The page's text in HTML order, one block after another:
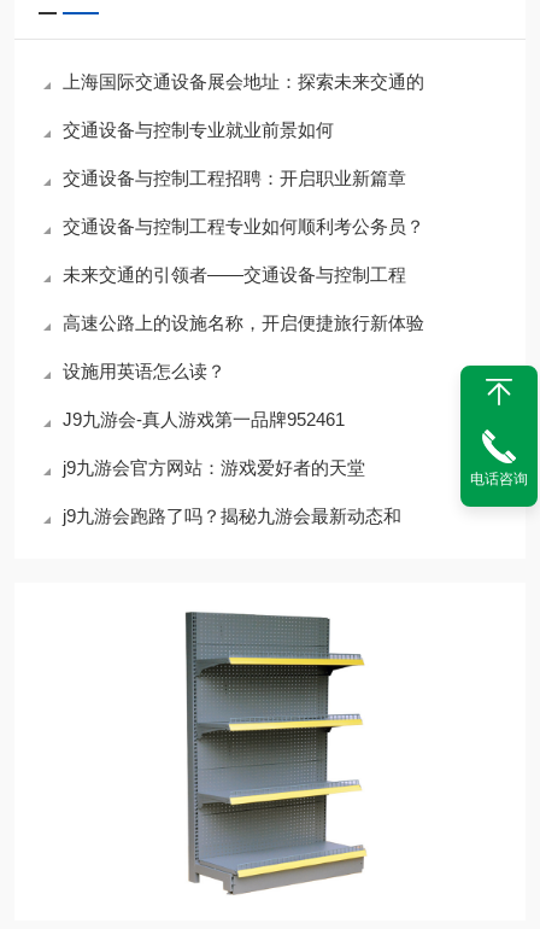
上海国际交通设备展会地址：探索未来交通的
交通设备与控制专业就业前景如何
交通设备与控制工程招聘：开启职业新篇章
交通设备与控制工程专业如何顺利考公务员？
未来交通的引领者——交通设备与控制工程
高速公路上的设施名称，开启便捷旅行新体验
设施用英语怎么读？
J9九游会-真人游戏第一品牌952461
j9九游会官方网站：游戏爱好者的天堂
j9九游会跑路了吗？揭秘九游会最新动态和
电话咨询